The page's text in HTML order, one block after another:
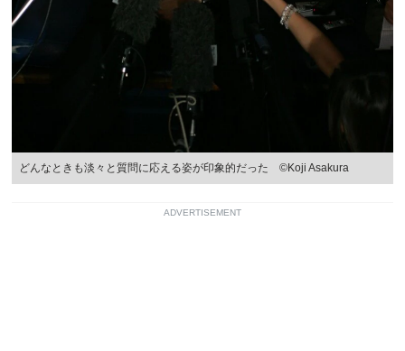
どんなときも淡々と質問に応える姿が印象的だった ©Koji Asakura
ADVERTISEMENT